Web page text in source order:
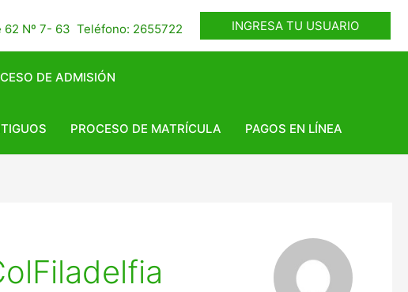
62 Nº 7- 63 Teléfono: 2655722 INGRESA TU USUARIO
DE ADMISIÓN
PROCESO DE MATRÍCULA PAGOS EN LÍNEA